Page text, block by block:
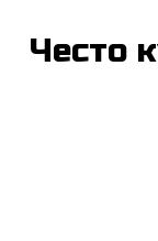
Често